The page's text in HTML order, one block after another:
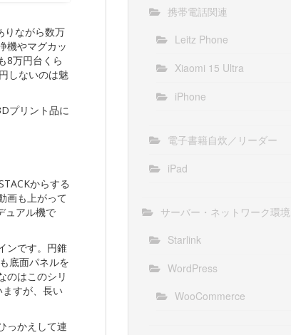
りながら数万
機やマグカッ
8万円台くら
しないのは魅
プリント品に
からする
画も上がって
ュアル機で
ンです。円錐
底面パネルを
のはこのシリ
すが、長い
っかえして連
携帯電話関連
Leitz Phone
Xiaomi 15 Ultra
iPhone
電子書籍自炊／リーダー
iPad
サーバー・ネットワーク環境
Starlink
WordPress
WooCommerce